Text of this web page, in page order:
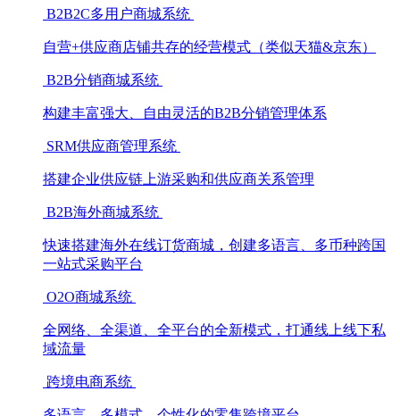
B2B2C多用户商城系统
自营+供应商店铺共存的经营模式（类似天猫&京东）
B2B分销商城系统
构建丰富强大、自由灵活的B2B分销管理体系
SRM供应商管理系统
搭建企业供应链上游采购和供应商关系管理
B2B海外商城系统
快速搭建海外在线订货商城，创建多语言、多币种跨国
一站式采购平台
O2O商城系统
全网络、全渠道、全平台的全新模式，打通线上线下私
域流量
跨境电商系统